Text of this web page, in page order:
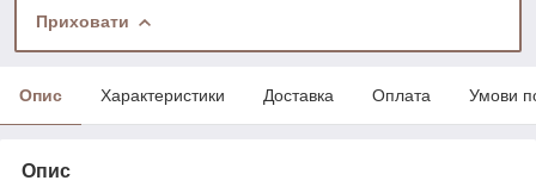
Приховати
Опис Характеристики Доставка Оплата Умови
Опис